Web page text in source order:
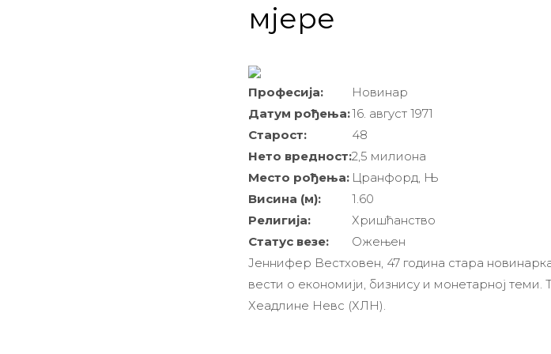
мјере
Професија:
Новинар
Датум рођења:16. август 1971
Старост:
48
Нето вредност:2,5 милиона
Место рођења: Цранфорд, Њ
Висина (м):
1.60
Религија:
Хришћанство
Статус везе:
Ожењен
Јеннифер Вестховен, 47 година стара
вести о економији, бизнису и монетарној
Хеадлине Невс (ХЛН).